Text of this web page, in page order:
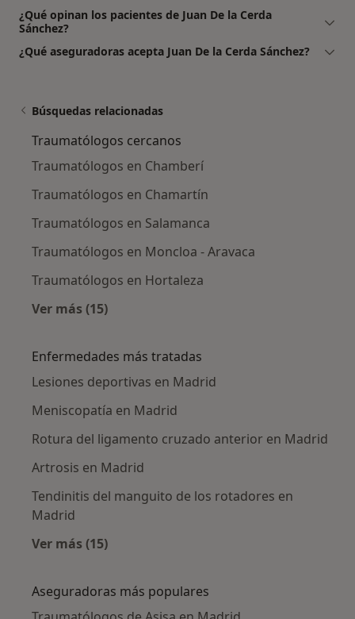
¿Qué opinan los pacientes de Juan De la Cerda
Sánchez?
¿Qué aseguradoras acepta Juan De la Cerda Sánchez?
Búsquedas relacionadas
Traumatólogos cercanos
Traumatólogos en Chamberí
Traumatólogos en Chamartín
Traumatólogos en Salamanca
Traumatólogos en Moncloa - Aravaca
Traumatólogos en Hortaleza
Ver más (15)
Enfermedades más tratadas
Lesiones deportivas en Madrid
Meniscopatía en Madrid
Rotura del ligamento cruzado anterior en Madrid
Artrosis en Madrid
Tendinitis del manguito de los rotadores en
Madrid
Ver más (15)
Aseguradoras más populares